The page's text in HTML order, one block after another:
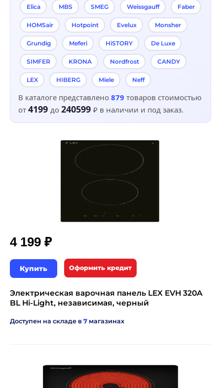
Elica MBS SMEG Weissgauff Faber
HOMSair Hotpoint Evelux Monsher
Grundig Meferi HiSTORY De Luxe
SIMFER KRONA Nordfrost CANDY
LEX HIBERG Miele Neff
В каталоге представлено 879 товаров стоимостью
от 4199 до 240599 ₽ в наличии и под заказ.
4 199 ₽
Купить Оформить кредит
Электрическая варочная панель LEX EVH 320A
BL Hi-Light, независимая, черный
Доступен на складе в 7 магазинах